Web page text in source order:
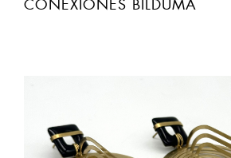
CONEXIONES BILDUMA